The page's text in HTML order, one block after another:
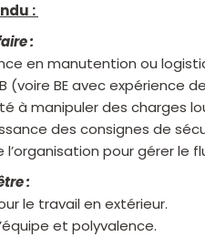
:
:
en manutention ou
(voire BE avec expérience
à manipuler des charges
des consignes de
pour gérer le
:
le travail en extérieur.
et polyvalence.